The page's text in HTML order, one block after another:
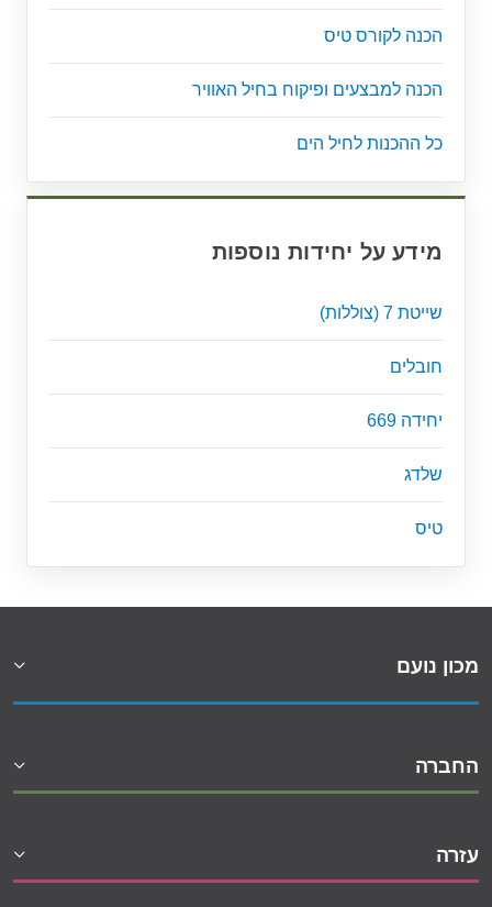
הכנה לקורס טיס
הכנה למבצעים ופיקוח בחיל האוויר
כל ההכנות לחיל הים
מידע על יחידות נוספות
שייטת 7 (צוללות)
חובלים
יחידה 669
שלדג
טיס
מכון נועם
החברה
עזרה